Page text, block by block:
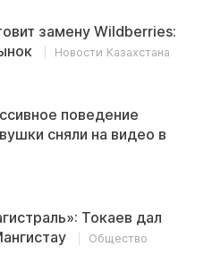
замену Wildberries:
Новости Казахстана
поведение
сняли на видео в
Токаев дал
Общество